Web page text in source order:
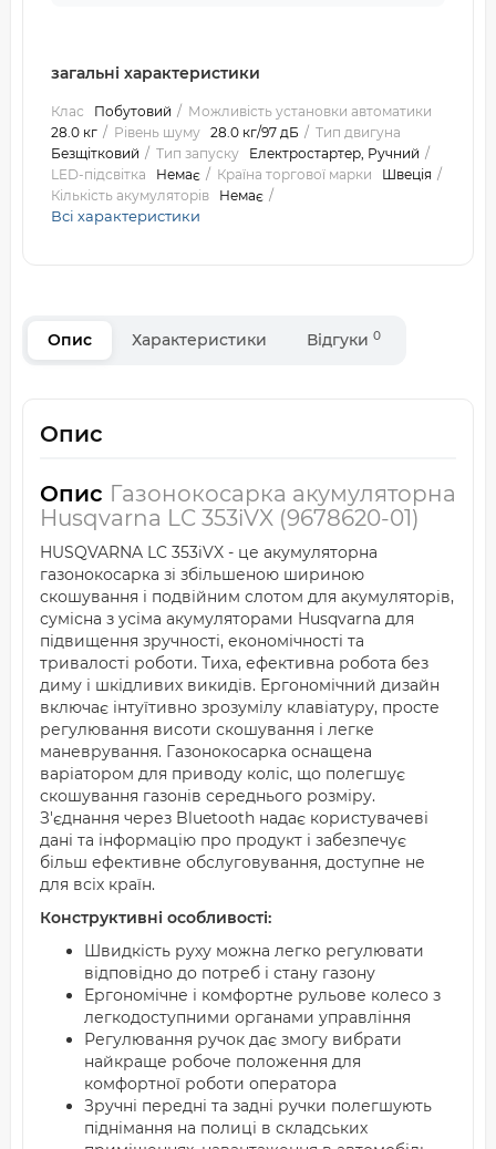
загальні характеристики
Клас Побутовий
Можливість установки автоматики
28.0 кг
Рівень шуму 28.0 кг/97 дБ
Тип двигуна
Безщітковий
Тип запуску
Електростартер, Ручний
LED-підсвітка
Немає Країна торгової марки
Швеція
Кількість акумуляторів
Немає
Всі характеристики
Опис Характеристики Відгуки 0
Опис
Опис Газонокосарка акумуляторна
Husqvarna LC 353iVX (9678620-01)
HUSQVARNA LC 353iVX - це акумуляторна
газонокосарка зі збільшеною шириною
скошування і подвійним слотом для акумуляторів,
сумісна з усіма акумуляторами Husqvarna для
підвищення зручності, економічності та
тривалості роботи. Тиха, ефективна робота без
диму і шкідливих викидів. Ергономічний дизайн
включає інтуїтивно зрозумілу клавіатуру, просте
регулювання висоти скошування і легке
маневрування. Газонокосарка оснащена
варіатором для приводу коліс, що полегшує
скошування газонів середнього розміру.
З'єднання через Bluetooth надає користувачеві
дані та інформацію про продукт і забезпечує
більш ефективне обслуговування, доступне не
для всіх країн.
Конструктивні особливості:
Швидкість руху можна легко регулювати
відповідно до потреб і стану газону
Ергономічне і комфортне рульове колесо з
легкодоступними органами управління
Регулювання ручок дає змогу вибрати
найкраще робоче положення для
комфортної роботи оператора
Зручні передні та задні ручки полегшують
піднімання на полиці в складських